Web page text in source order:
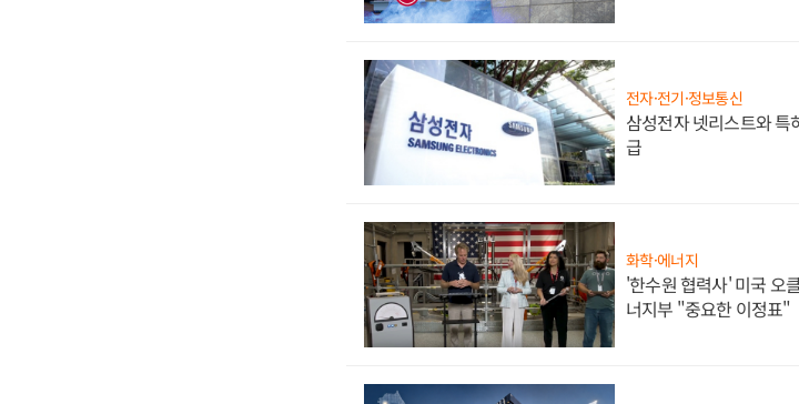
전자·전기·정보통신
삼성전자 넷리스트와 특
급
화학·에너지
'한수원 협력사' 미국 오
너지부 "중요한 이정표"